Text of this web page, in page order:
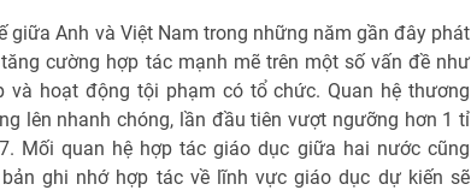
giữa Anh và Việt Nam trong những năm gần đây phát
cường hợp tác mạnh mẽ trên một số vấn đề như
và hoạt động tội phạm có tổ chức. Quan hệ thương
lên nhanh chóng, lần đầu tiên vượt ngưỡng hơn 1 tỉ
Mối quan hệ hợp tác giáo dục giữa hai nước cũng
ghi nhớ hợp tác về lĩnh vực giáo dục dự kiến sẽ